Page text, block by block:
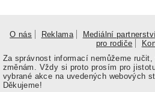
O nás Reklama Mediální
pro rodiče
Za správnost informací nemůžeme
změnám. Vždy si proto prosím pro
vybrané akce na uvedených webových
Děkujeme!